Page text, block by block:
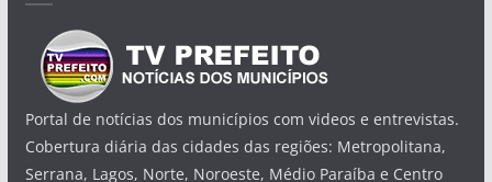
Portal de notícias dos municípios com videos e entrevistas.
Cobertura diária das cidades das regiões: Metropolitana,
Serrana, Lagos, Norte, Noroeste, Médio Paraíba e Centro